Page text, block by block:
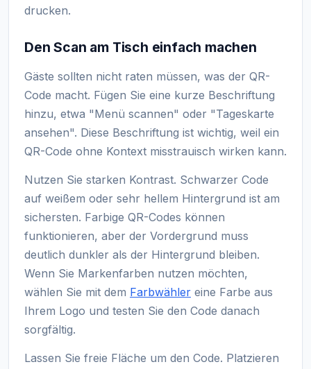
drucken.
Den Scan am Tisch einfach machen
Gäste sollten nicht raten müssen, was der QR-
Code macht. Fügen Sie eine kurze Beschriftung
hinzu, etwa "Menü scannen" oder "Tageskarte
ansehen". Diese Beschriftung ist wichtig, weil ein
QR-Code ohne Kontext misstrauisch wirken kann.
Nutzen Sie starken Kontrast. Schwarzer Code
auf weißem oder sehr hellem Hintergrund ist am
sichersten. Farbige QR-Codes können
funktionieren, aber der Vordergrund muss
deutlich dunkler als der Hintergrund bleiben.
Wenn Sie Markenfarben nutzen möchten,
wählen Sie mit dem Farbwähler eine Farbe aus
Ihrem Logo und testen Sie den Code danach
sorgfältig.
Lassen Sie freie Fläche um den Code. Platzieren